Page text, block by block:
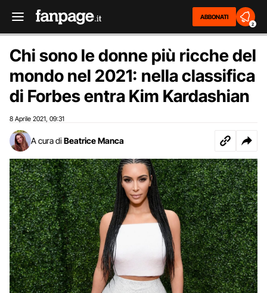
ABBONATI
2
Chi sono le donne più ricche del
mondo nel 2021: nella classifica
di Forbes entra Kim Kardashian
8 Aprile 2021 09:31
A cura di Beatrice Manca